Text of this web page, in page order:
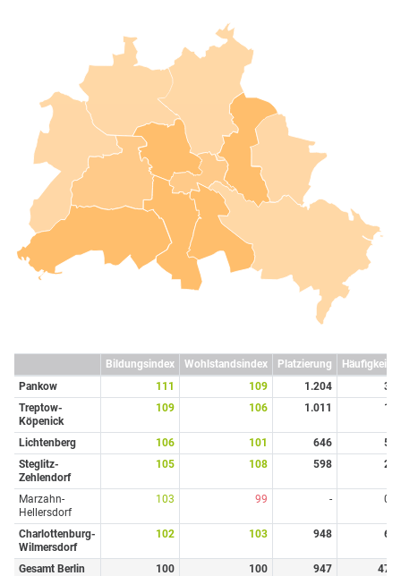
Bildungsindex Wohlstandsindex Platzierung Häufigkeit
Pankow
111 109 1.204
3
Treptow-
Köpenick
109 106 1.011 1
Lichtenberg 106 101 646
5
Steglitz-
Zehlendorf
105 108 598 2
Marzahn-
Hellersdorf
103 99 - 0
Charlottenburg-
Wilmersdorf
102 103 948 6
Gesamt Berlin 100 100 947
47